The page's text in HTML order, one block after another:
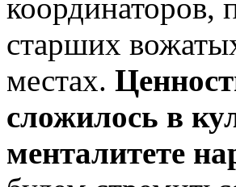
координаторов,
старших
местах.
сложилось в
менталитете